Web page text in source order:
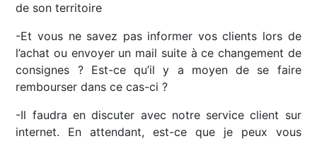
de son territoire
-Et vous ne savez pas informer vos clients lors de
l’achat ou envoyer un mail suite à ce changement de
consignes ? Est-ce qu’il y a moyen de se faire
rembourser dans ce cas-ci ?
-Il faudra en discuter avec notre service client sur
internet. En attendant, est-ce que je peux vous